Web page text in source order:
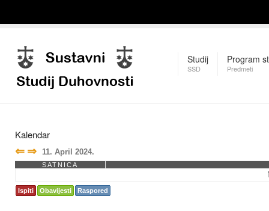
Studij
SSD
Program
Predmeti
Kalendar
⇐ ⇒ 11. April 2024.
SATNICA
Ispiti Obavijesti Raspored